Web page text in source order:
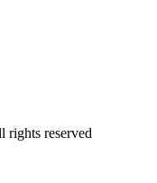
reserved